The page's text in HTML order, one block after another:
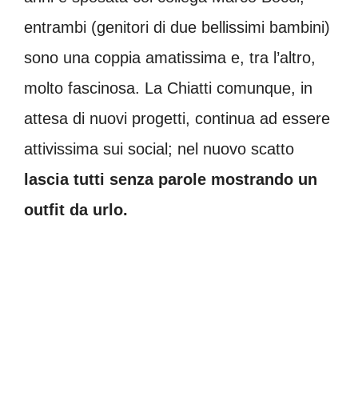
entrambi (genitori di due bellissimi bambini)
sono una coppia amatissima e, tra l’altro,
molto fascinosa. La Chiatti comunque, in
attesa di nuovi progetti, continua ad essere
attivissima sui social; nel nuovo scatto
lascia tutti senza parole mostrando un
outfit da urlo.